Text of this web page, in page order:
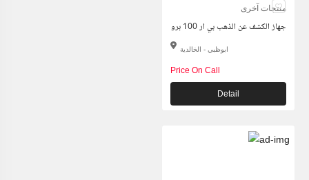
منتجات آخرى
جهاز الكشف عن الذهب بي ار 100 برو
ابوظبي - الخالدية
Price On Call
Detail